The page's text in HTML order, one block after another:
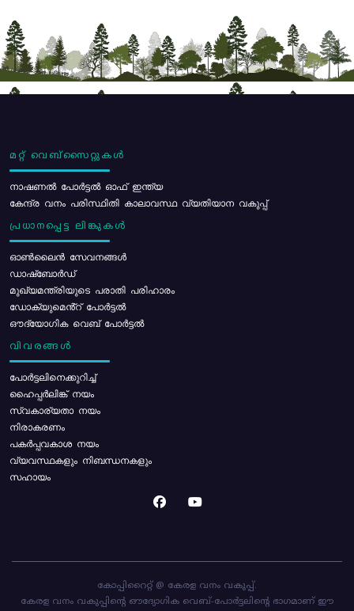
മറ്റ് വെബ്സൈറ്റുകൾ
നാഷണൽ പോർട്ടൽ ഓഫ് ഇന്ത്യ
കേന്ദ്ര വനം പരിസ്ഥിതി കാലാവസ്ഥ വ്യതിയാന വകുപ്പ്
പ്രധാനപ്പെട്ട ലിങ്കുകൾ
ഓൺലൈൻ സേവനങ്ങൾ
ഡാഷ്ബോർഡ്
മുഖ്യമന്ത്രിയുടെ പരാതി പരിഹാരം
ഡോക്യുമെൻ്റ് പോർട്ടൽ
ഔദ്യോഗിക വെബ് പോർട്ടൽ
വിവരങ്ങൾ
പോര്‍ട്ടലിനെക്കുറിച്ച്
ഹൈപ്പർലിങ്ക് നയം
സ്വകാര്യതാ നയം
നിരാകരണം
പകർപ്പവകാശ നയം
വ്യവസ്ഥകളും നിബന്ധനകളും
സഹായം
കോപ്പിറൈറ്റ് @ കേരള വനം വകുപ്പ്.
കേരള വനം വകുപ്പിന്റെ ഔദ്യോഗിക വെബ്-പോർട്ടലിന്റെ ഭാഗമാണ് ഈ